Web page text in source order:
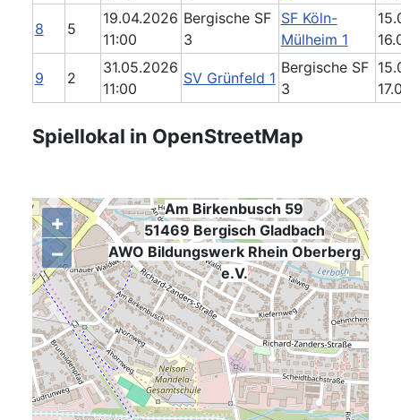
8 5
19.04.2026
11:00
Bergische SF
3
SF Köln-
Mülheim 1
9 2
31.05.2026
11:00
SV Grünfeld 1
Bergische SF
3
Spiellokal in OpenStreetMap
+
−
Am Birkenbusch 59
51469 Bergisch Gladbach
AWO Bildungswerk Rhein Oberberg
e.V.
,